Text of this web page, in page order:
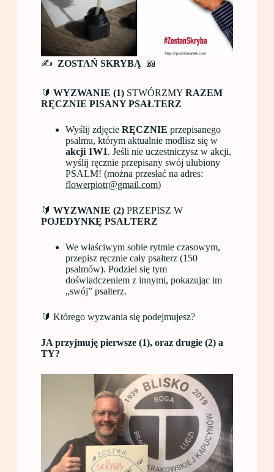
✍️ ZOSTAŃ SKRYBĄ 📖
🔰 WYZWANIE (1) STWÓRZMY RAZEM
RĘCZNIE PISANY PSAŁTERZ
Wyślij zdjęcie RĘCZNIE przepisanego
psalmu, którym aktualnie modlisz się w
akcji 1W1. Jeśli nie uczestniczysz w akcji,
wyślij ręcznie przepisany swój ulubiony
PSALM! (można przesłać na adres:
flowerpiotr@gmail.com)
🔰 WYZWANIE (2) PRZEPISZ W
POJEDYNKĘ PSAŁTERZ
We właściwym sobie rytmie czasowym,
przepisz ręcznie cały psałterz (150
psalmów). Podziel się tym
doświadczeniem z innymi, pokazując im
„swój” psałterz.
🔰 Którego wyzwania się podejmujesz?
JA przyjmuję pierwsze (1), oraz drugie (2) a
TY?